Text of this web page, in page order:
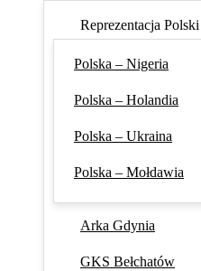
Reprezentacja Polski
Polska – Nigeria
Polska – Holandia
Polska – Ukraina
Polska – Mołdawia
Arka Gdynia
GKS Bełchatów